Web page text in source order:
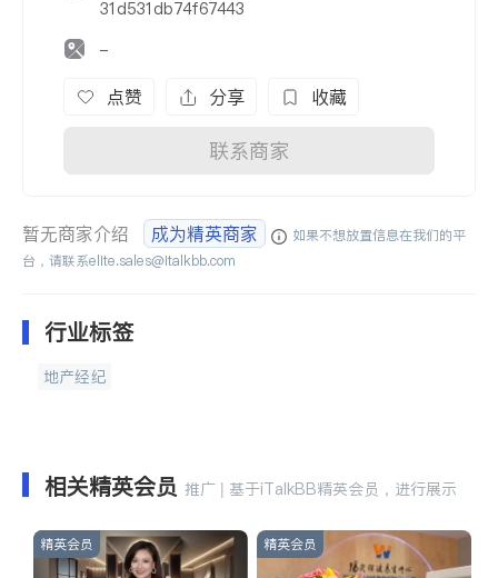
31d531db74f67443
-
点赞 分享 收藏
联系商家
暂无商家介绍 成为精英商家
如果不想放置信息在我们的平
台，请联系elite.sales@italkbb.com
行业标签
地产经纪
相关精英会员 推广 | 基于iTalkBB精英会员，进行展示
精英会员 精英会员